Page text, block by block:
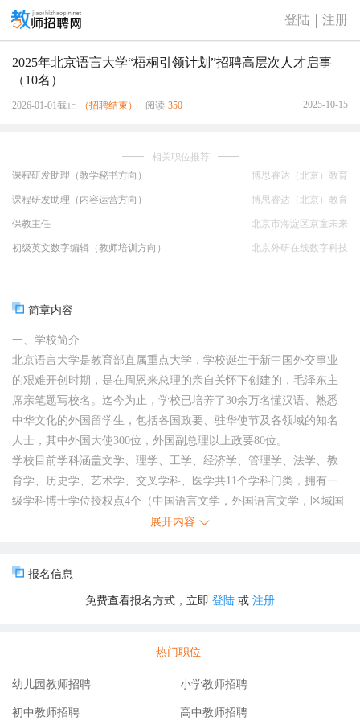
登陆 注册
2025年北京语言大学“梧桐引领计划”招聘高层次人才启事
（10名）
2026-01-01截止 （招聘结束） 阅读 350 2025-10-15
相关职位推荐
课程研发助理（教学秘书方向）
博思睿达（北京）教育
课程研发助理（内容运营方向）
博思睿达（北京）教育
保教主任
北京市海淀区京童未来
初级英文数字编辑（教师培训方向）
北京外研在线数字科技
简章内容
一、学校简介
北京语言大学是教育部直属重点大学，学校诞生于新中国外交事业
的艰难开创时期，是在周恩来总理的亲自关怀下创建的，毛泽东主
席亲笔题写校名。迄今为止，学校已培养了30余万名懂汉语、熟悉
中华文化的外国留学生，包括各国政要、驻华使节及各领域的知名
人士，其中外国大使300位，外国副总理以上政要80位。
学校目前学科涵盖文学、理学、工学、经济学、管理学、法学、教
育学、历史学、艺术学、交叉学科、医学共11个学科门类，拥有一
级学科博士学位授权点4个（中国语言文学，外国语言文学，区域国
别学，艺术学），博士专业学位授权点1个（国际中文教育），一级
北京市二级重点学科10个，中国语言文学与国别区域学2个学科先后
入选“北京高校高精尖学科”和“北京市一流学科”。2024年，“中国语
学校拥有20多位中华人民共和国“友谊勋章”获得者、国家级教学名
展开内容
报名信息
免费查看报名方式，立即 登陆 或 注册
热门职位
幼儿园教师招聘 小学教师招聘
初中教师招聘 高中教师招聘